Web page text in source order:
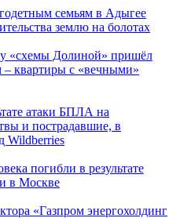
семьям в Адыгее
землю на болотах
«схемы Долиной» пришёл
квартиры с «вечными»
атаки БПЛА на
и пострадавшие, в
Wildberries
погибли в результате
в Москве
«Газпром энергохолдинг